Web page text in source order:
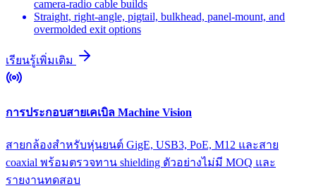
camera-radio cable builds
Straight, right-angle, pigtail, bulkhead, panel-mount, and
overmolded exit options
เรียนรู้เพิ่มเติม
การประกอบสายเคเบิล Machine Vision
สายกล้องสำหรับหุ่นยนต์ GigE, USB3, PoE, M12 และสาย
coaxial พร้อมตรวจทาน shielding ตัวอย่างไม่มี MOQ และ
รายงานทดสอบ